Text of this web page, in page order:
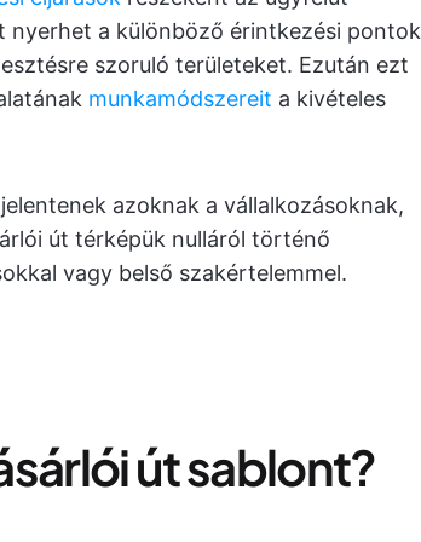
a különböző érintkezési pontok
szoruló területeket. Ezután ezt
munkamódszereit a kivételes
azoknak a vállalkozásoknak,
út térképük nulláról történő
vagy belső szakértelemmel.
út sablont?